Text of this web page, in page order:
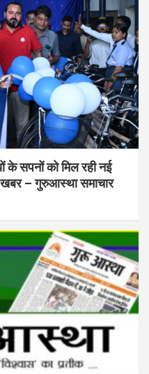
के सपनों को मिल रही नई
– गुरुआस्था समाचार